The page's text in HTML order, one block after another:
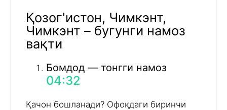
Қозог'истон, Чимкэнт,
Чимкэнт – бугунги намоз
вақти
Бомдод — тонгги намоз
04:32
Қачон бошланади? Офоқдаги биринчи